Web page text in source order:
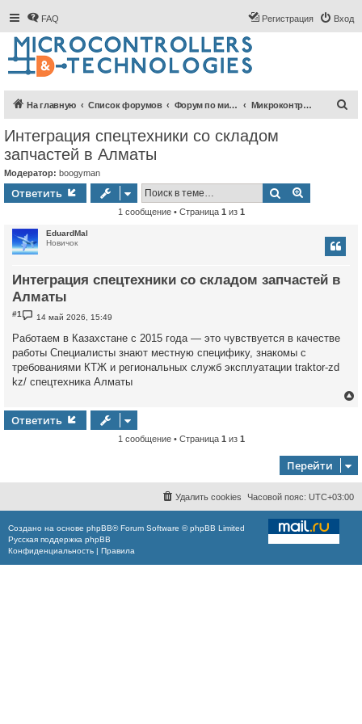
FAQ Вход
Регистрация
На главную Список форумов Форум по микроконтроллерам Микроконтроллеры AVR
Интеграция спецтехники со складом
запчастей в Алматы
Модератор: boogyman
Ответить Поиск
1 сообщение • Страница 1 из 1
EduardMal
Новичок
Интеграция спецтехники со складом запчастей в
Алматы
#1
С
о
б
щ
н
и
14 май 2026, 15:49
Работаем в Казахстане с 2015 года — это чувствуется в качестве
работы Специалисты знают местную специфику, знакомы с
требованиями КТЖ и региональных служб эксплуатации traktor-zd
kz/ спецтехника Алматы
с
я
у
Ответить
1 сообщение • Страница 1 из 1
Перейти
Часовой пояс: UTC+03:00
Удалить cookies
Создано на основе phpBB® Forum Software © phpBB Limited
Русская поддержка phpBB
Конфиденциальность | Правила